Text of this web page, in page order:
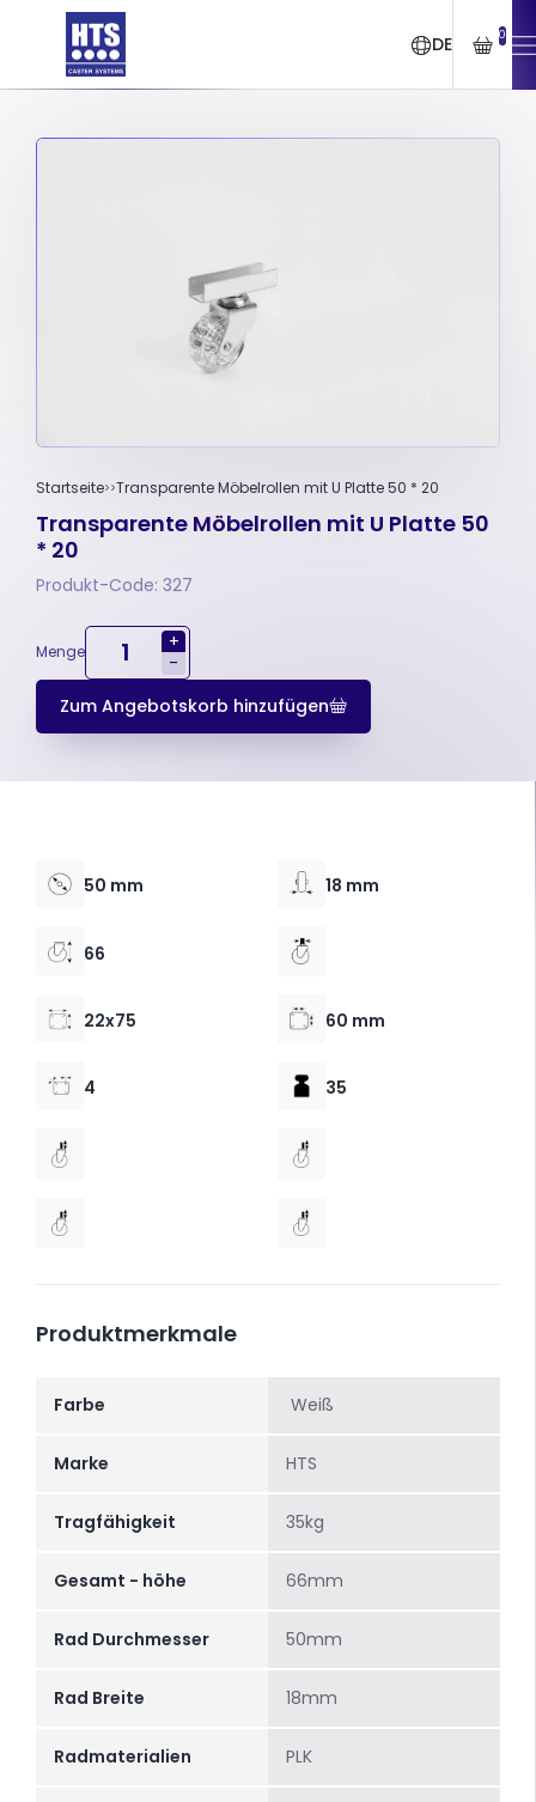
DE 0
Startseite Transparente Möbelrollen mit U Platte 50 * 20
Transparente Möbelrollen mit U Platte 50
* 20
Produkt-Code: 327
Menge
+
-
Zum Angebotskorb hinzufügen
50 mm 18 mm
66
22x75 60 mm
4 35
Produktmerkmale
Farbe Weiß
Marke HTS
Tragfähigkeit 35kg
Gesamt - höhe 66mm
Rad Durchmesser 50mm
Rad Breite 18mm
Radmaterialien PLK